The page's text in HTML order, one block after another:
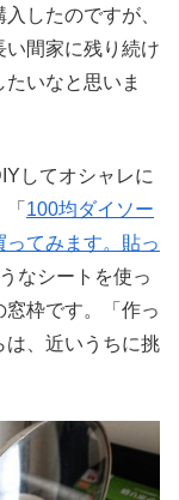
したのですが、
い間家に残り続け
いなと思いま
してオシャレに
100均ダイソー
てみます。貼っ
なシートを使っ
枠です。「作っ
は、近いうちに挑